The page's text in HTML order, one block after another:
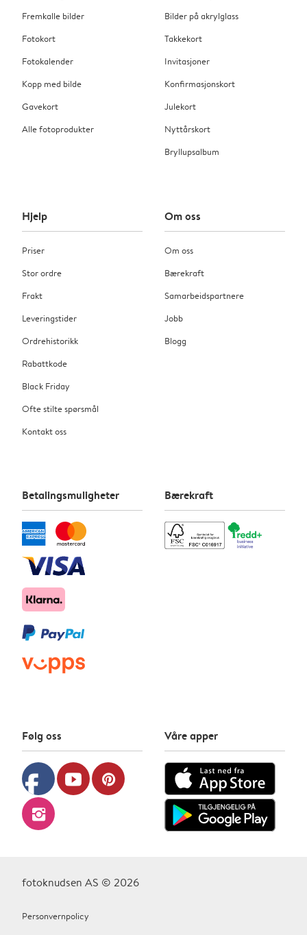
Fremkalle bilder
Fotokort
Fotokalender
Kopp med bilde
Gavekort
Alle fotoprodukter
Bilder på akrylglass
Takkekort
Invitasjoner
Konfirmasjonskort
Julekort
Nyttårskort
Bryllupsalbum
Hjelp
Priser
Stor ordre
Frakt
Leveringstider
Ordrehistorikk
Rabattkode
Black Friday
Ofte stilte spørsmål
Kontakt oss
Om oss
Om oss
Bærekraft
Samarbeidspartnere
Jobb
Blogg
Betalingsmuligheter Bærekraft
Følg oss
facebook youtube pinterest
instagram
Våre apper
fotoknudsen AS © 2026
Personvernpolicy